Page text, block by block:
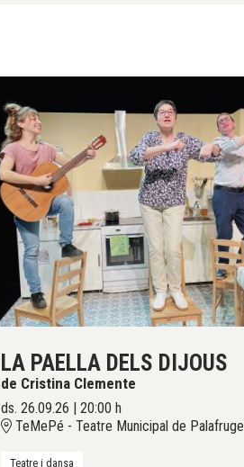
LA PAELLA DELS DIJOUS
de Cristina Clemente
ds. 26.09.26
20:00 h
TeMePé - Teatre Municipal de Palafrugell
Teatre i dansa